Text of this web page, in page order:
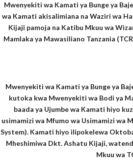
CHANDE AIPONGEZA
Alex Sonna-Aug 06 2026
PINDA
OSCAR ASSENGA-
JUBILEE
Mwenyekiti wa Kamati ya Bunge ya
wa Kamati akisalimiana na Waziri wa
Kijaji pamoja na Katibu Mkuu wa
Mamlaka ya Mawasiliano Tanzania
Mwenyekiti wa Kamati ya Bunge ya
kutoka kwa Mwenyekiti wa Bodi ya
baada ya Ujumbe wa Kamati hiyo
usimamizi wa Mfumo wa Usimamizi wa
System). Kamati hiyo ilipokelewa
Mheshimiwa Dkt. Ashatu Kijaji,
Mkuu wa